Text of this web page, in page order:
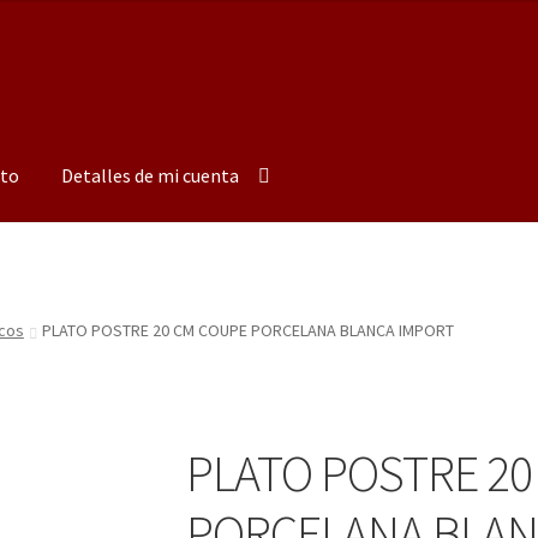
Detalles de mi cuenta
PLATO POSTRE 20 CM COUPE PORCELANA BLANCA IMPORT
PLATO POSTRE